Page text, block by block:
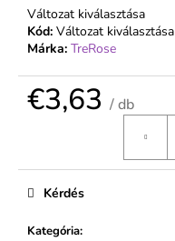
Változat kiválasztása
Kód: Változat kiválasztása
Márka: TreRose
€3,63 / db
Kategória:
Kérdés